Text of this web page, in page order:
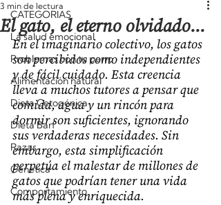
CATEGORIAS
La salud emocional
Problemas con tu perro
Alimentación natural
Dieta Cetogénica
Dieta Barf
Razas
Génetica
Comportamiento
El gato, el eterno olvidado...
3 min de lectura
En el imaginario colectivo, los gatos
son percibidos como independientes
y de fácil cuidado. Esta creencia
lleva a muchos tutores a pensar que
comida, agua y un rincón para
dormir son suficientes, ignorando
sus verdaderas necesidades. Sin
embargo, esta simplificación
perpetúa el malestar de millones de
gatos que podrían tener una vida
más plena y enriquecida.